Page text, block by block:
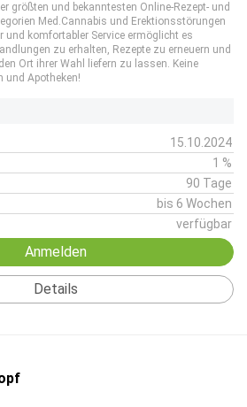
größten und bekanntesten Online-Rezept- und
Med.Cannabis und Erektionsstörungen
und komfortabler Service ermöglicht es
zu erhalten, Rezepte zu erneuern und
Ort ihrer Wahl liefern zu lassen. Keine
und Apotheken!
15.10.2024
1 %
90 Tage
bis 6 Wochen
verfügbar
Anmelden
Details